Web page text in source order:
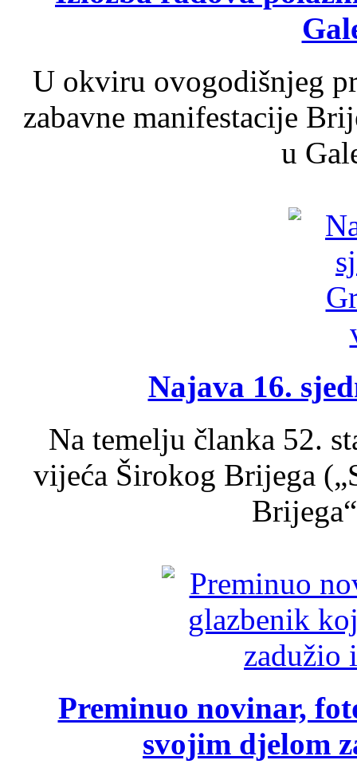
U okviru ovogodišnjeg
zabavne manifestacije
u
Najava 16.
Na temelju članka 52.
vijeća Širokog Brijega
Preminuo novinar,
svojim djelom